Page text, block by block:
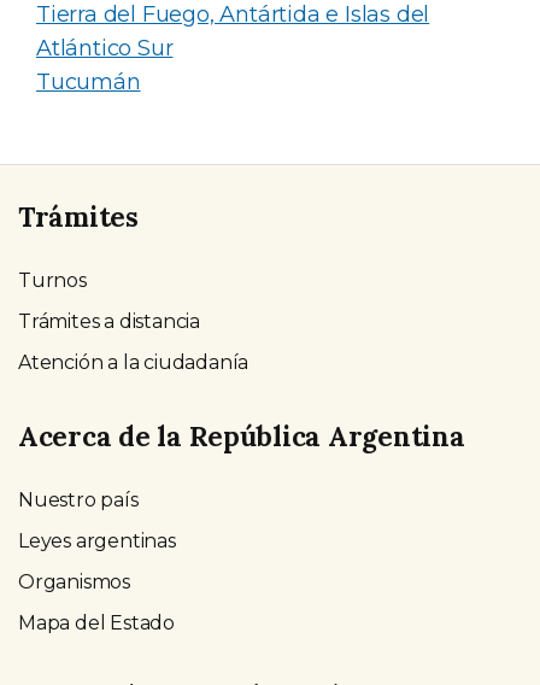
Tierra del Fuego, Antártida e Islas del
Atlántico Sur
Tucumán
Trámites
Turnos
Trámites a distancia
Atención a la ciudadanía
Acerca de la República Argentina
Nuestro país
Leyes argentinas
Organismos
Mapa del Estado